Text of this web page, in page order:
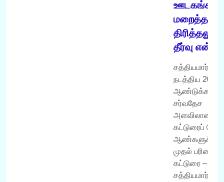
மறைத்தலும்
திரித்தலும்
தீர்வு என்ன
நடத்திய 2008/
ஆண்டுக்கான
சர்வதேச
அளவிலான
கட்டுரைப்
முதல் பரிசை
கட்டுரை –
சத்தியமார்க்கம்